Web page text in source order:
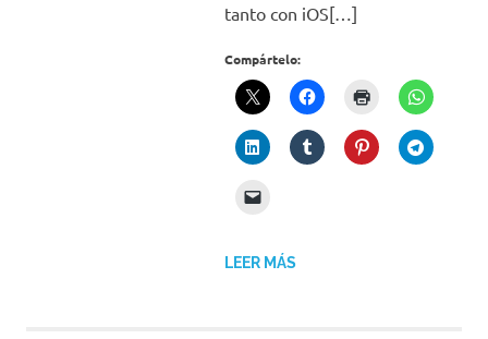
tanto con iOS[…]
Compártelo:
LEER MÁS